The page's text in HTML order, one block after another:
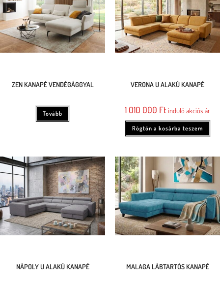
ZEN KANAPÉ VENDÉGÁGGYAL
Tovább
VERONA U ALAKÚ KANAPÉ
1 010 000 Ft induló akciós ár
Rögtön a kosárba teszem
NÁPOLY U ALAKÚ KANAPÉ MALAGA LÁBTARTÓS KANAPÉ